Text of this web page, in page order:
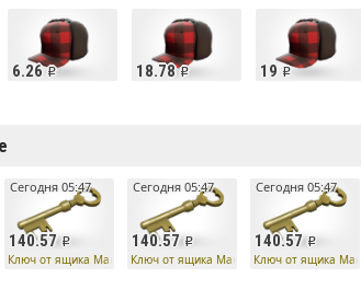
6.26 18.78 19
140.57
Сегодня 05:47
Ключ от ящика Манн Ко
140.57
Сегодня 05:47
Ключ от ящика Манн Ко
140.57
Сегодня 05:47
Ключ от ящика